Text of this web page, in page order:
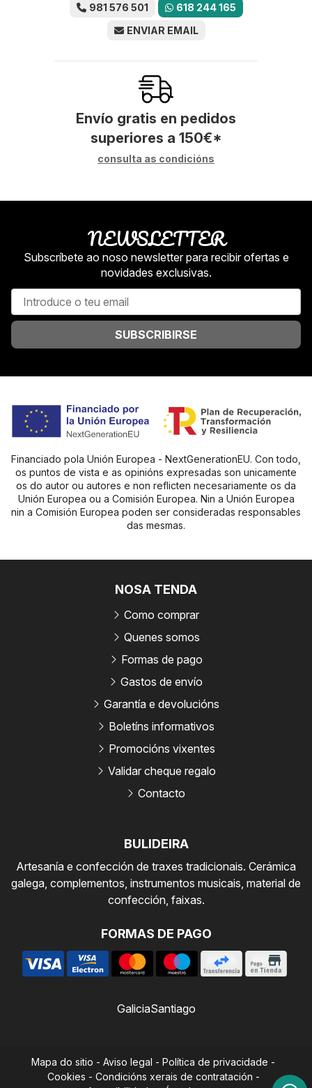
981 576 501
618 244 165
ENVIAR EMAIL
Envío gratis en pedidos
superiores a 150€*
consulta as condicións
NEWSLETTER
Subscríbete ao noso newsletter para recibir ofertas e
novidades exclusivas.
SUBSCRIBIRSE
Financiado pola Unión Europea - NextGenerationEU. Con todo,
os puntos de vista e as opinións expresadas son unicamente
os do autor ou autores e non reflicten necesariamente os da
Unión Europea ou a Comisión Europea. Nin a Unión Europea
nin a Comisión Europea poden ser consideradas responsables
das mesmas.
BULIDEIRA
Artesanía e confección de traxes tradicionais. Cerámica
galega, complementos, instrumentos musicais, material de
confección, faixas.
FORMAS DE PAGO
NOSA TENDA
Como comprar
Quenes somos
Formas de pago
Gastos de envío
Garantía e devolucións
Boletíns informativos
Promocións vixentes
Validar cheque regalo
Contacto
GaliciaSantiago
Mapa do sitio - Aviso legal - Política de privacidade -
Cookies - Condicións xerais de contratación -